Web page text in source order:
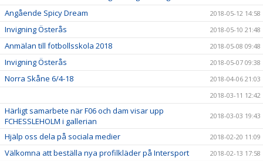
Angående Spicy Dream 2018-05-12 14:58
Invigning Österås 2018-05-10 21:48
Anmälan till fotbollsskola 2018 2018-05-08 09:48
Invigning Österås 2018-05-07 09:38
Norra Skåne 6/4-18
2018-04-06 21:03
2018-03-11 12:42
Härligt samarbete när F06 och dam visar upp
FCHESSLEHOLM i gallerian
2018-03-03 19:43
Hjälp oss dela på sociala medier 2018-02-20 11:09
Välkomna att beställa nya profilkläder på Intersport 2018-02-13 17:58